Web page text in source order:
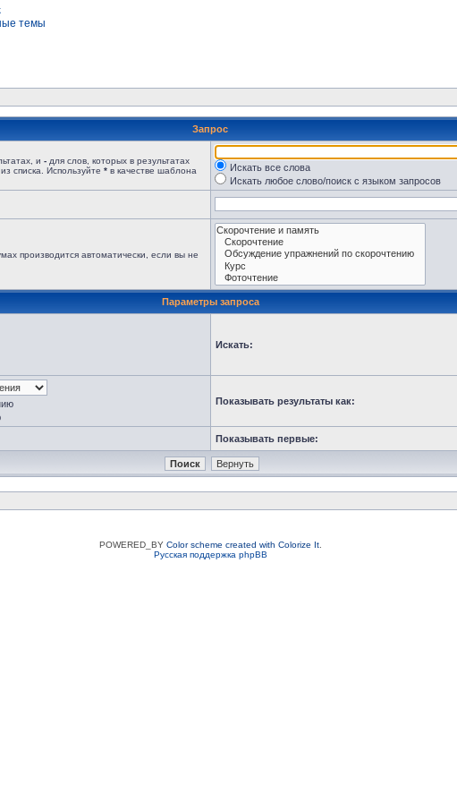
темы
Запрос
и - для слов, которых в результатах
списка. Используйте * в качестве шаблона
Искать все слова
Искать любое слово/поиск с языком запросов
производится автоматически, если вы не
Параметры запроса
Искать:
Показывать результаты как:
Показывать первые:
POWERED_BY Color scheme created with Colorize It.
Русская поддержка phpBB